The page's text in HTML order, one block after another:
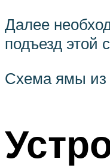
Далее
подъезд этой
Схема ямы из